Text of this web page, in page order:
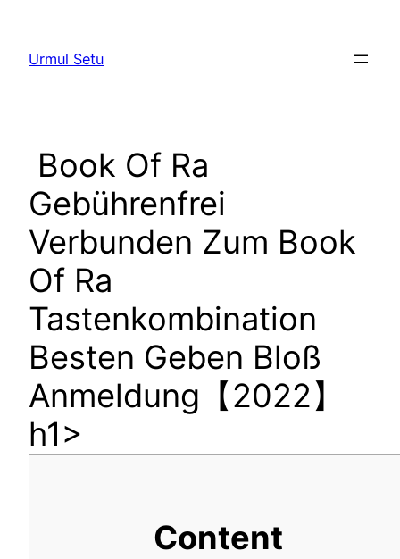
content
Urmul Setu
️️️️ Book Of Ra
Gebührenfrei
Verbunden Zum Book
Of Ra
Tastenkombination
Besten Geben Bloß
Anmeldung【2022】
h1>
Content